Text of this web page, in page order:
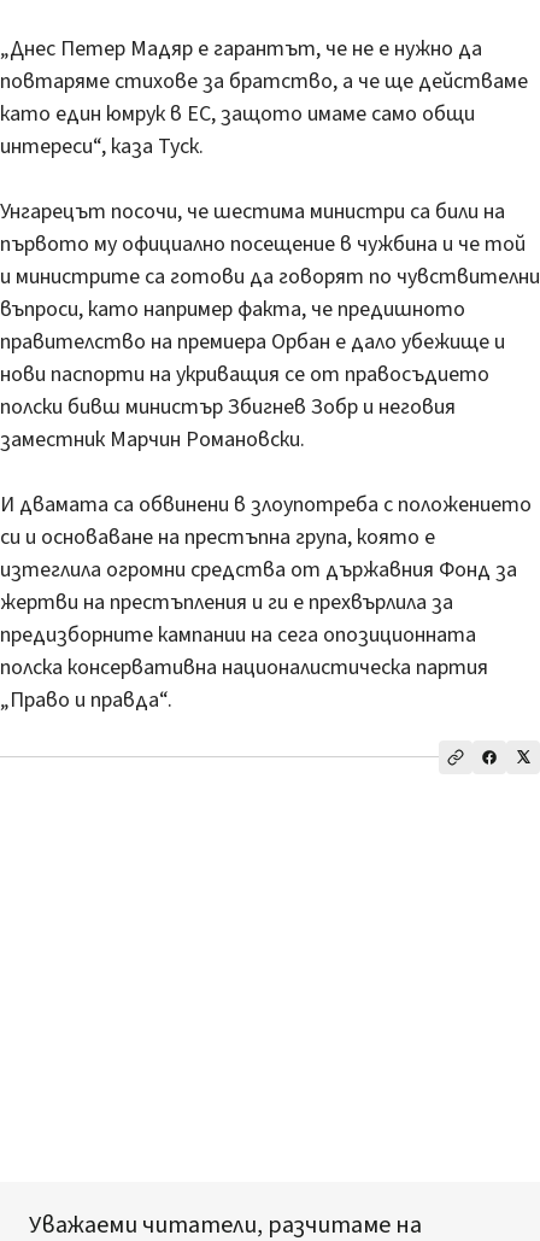
„Днес Петер Мадяр е гарантът, че не е нужно да
повтаряме стихове за братство, а че ще действаме
като един юмрук в ЕС, защото имаме само общи
интереси“, каза Туск.
Унгарецът посочи, че шестима министри са били на
първото му официално посещение в чужбина и че той
и министрите са готови да говорят по чувствителни
въпроси, като например факта, че предишното
правителство на премиера Орбан е дало убежище и
нови паспорти на укриващия се от правосъдието
полски бивш министър Збигнев Зобр и неговия
заместник Марчин Романовски.
И двамата са обвинени в злоупотреба с положението
си и основаване на престъпна група, която е
изтеглила огромни средства от държавния Фонд за
жертви на престъпления и ги е прехвърлила за
предизборните кампании на сега опозиционната
полска консервативна националистическа партия
„Право и правда“.
Уважаеми читатели, разчитаме на